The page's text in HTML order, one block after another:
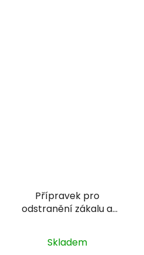
Přípravek pro
odstranění zákalu a
Skladem